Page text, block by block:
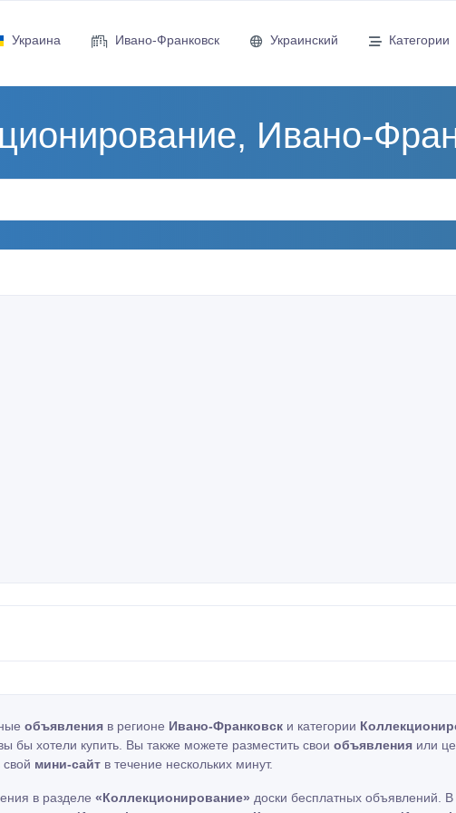
Украина Ивано-Франковск Украинский Категории
Ивано-
объявления в регионе Ивано-Франковск и категории
бы хотели купить. Вы также можете разместить свои объявления или
свой мини-сайт в течение нескольких минут.
в разделе «Коллекционирование» доски бесплатных объявлений.